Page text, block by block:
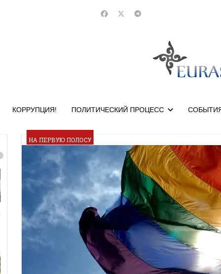
КОРРУПЦИЯ! ПОЛИТИЧЕСКИЙ ПРОЦЕСС
НА ПЕРВУЮ ПОЛОСУ